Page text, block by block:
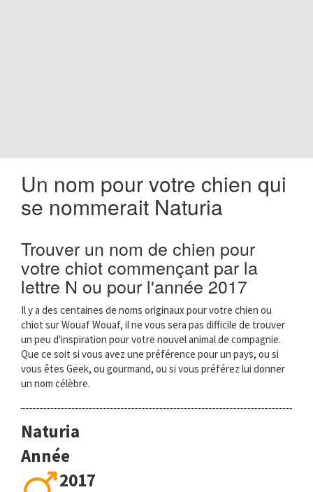
Un nom pour votre chien qui
se nommerait Naturia
Trouver un nom de chien pour
votre chiot commençant par la
lettre N ou pour l'année 2017
Il y a des centaines de noms originaux pour votre chien ou
chiot sur Wouaf Wouaf, il ne vous sera pas difficile de trouver
un peu d'inspiration pour votre nouvel animal de compagnie.
Que ce soit si vous avez une préférence pour un pays, ou si
vous êtes Geek, ou gourmand, ou si vous préférez lui donner
un nom célèbre.
Naturia
Année
2017